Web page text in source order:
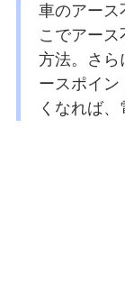
車のアース
こでアー
方法。さら
ースポイン
くなれば、